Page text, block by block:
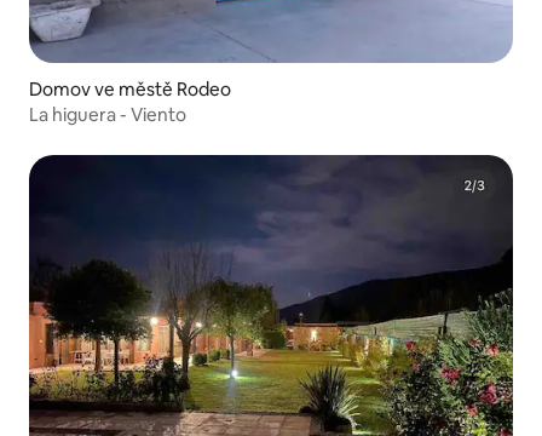
Domov ve městě Rodeo
La higuera - Viento